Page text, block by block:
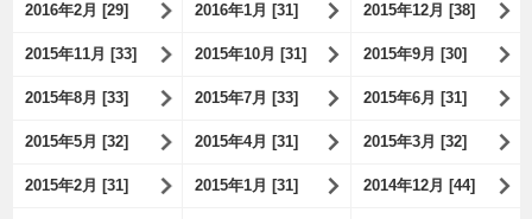
2016年2月 [29] 2016年1月 [31] 2015年12月 [38]
2015年11月 [33] 2015年10月 [31] 2015年9月 [30]
2015年8月 [33] 2015年7月 [33] 2015年6月 [31]
2015年5月 [32] 2015年4月 [31] 2015年3月 [32]
2015年2月 [31] 2015年1月 [31] 2014年12月 [44]